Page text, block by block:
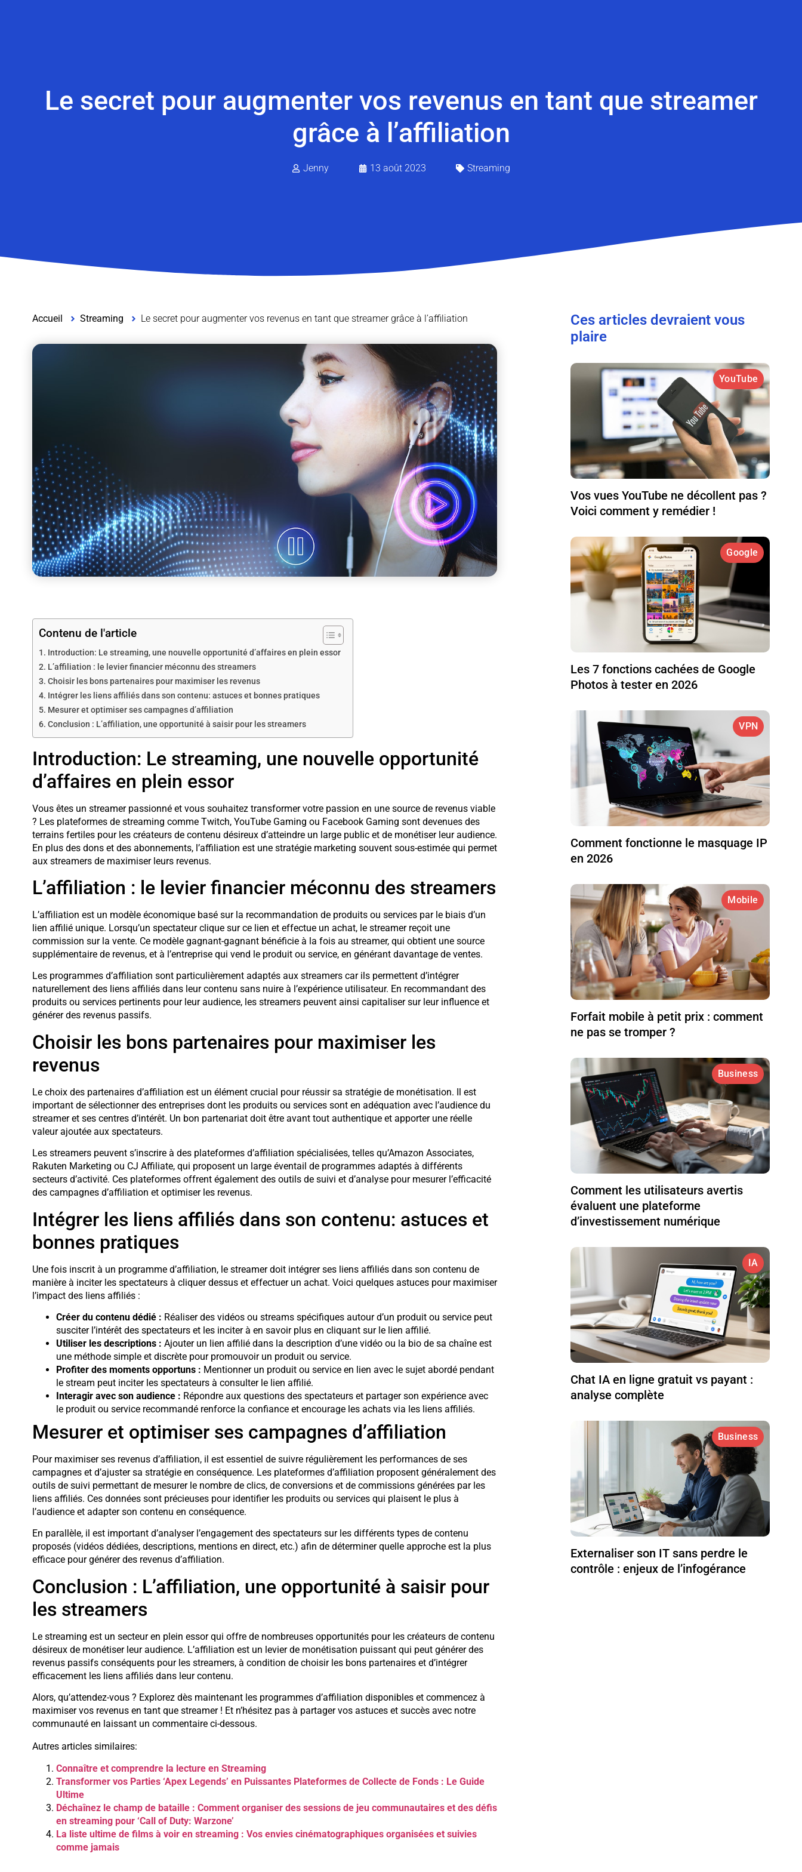
Le secret pour augmenter vos revenus en tant que streamer
grâce à l’affiliation
Jenny 13 août 2023 Streaming
Accueil Streaming Le secret pour augmenter vos revenus en tant que streamer grâce à l’affiliation
Contenu de l'article
Introduction: Le streaming, une nouvelle opportunité d’affaires en plein essor
L’affiliation : le levier financier méconnu des streamers
Choisir les bons partenaires pour maximiser les revenus
Intégrer les liens affiliés dans son contenu: astuces et bonnes pratiques
Mesurer et optimiser ses campagnes d’affiliation
Conclusion : L’affiliation, une opportunité à saisir pour les streamers
Introduction: Le streaming, une nouvelle opportunité
d’affaires en plein essor
Vous êtes un streamer passionné et vous souhaitez transformer votre passion en une source de revenus viable
? Les plateformes de streaming comme Twitch, YouTube Gaming ou Facebook Gaming sont devenues des
terrains fertiles pour les créateurs de contenu désireux d’atteindre un large public et de monétiser leur audience.
En plus des dons et des abonnements, l’affiliation est une stratégie marketing souvent sous-estimée qui permet
aux streamers de maximiser leurs revenus.
L’affiliation : le levier financier méconnu des streamers
L’affiliation est un modèle économique basé sur la recommandation de produits ou services par le biais d’un
lien affilié unique. Lorsqu’un spectateur clique sur ce lien et effectue un achat, le streamer reçoit une
commission sur la vente. Ce modèle gagnant-gagnant bénéficie à la fois au streamer, qui obtient une source
supplémentaire de revenus, et à l’entreprise qui vend le produit ou service, en générant davantage de ventes.
Les programmes d’affiliation sont particulièrement adaptés aux streamers car ils permettent d’intégrer
naturellement des liens affiliés dans leur contenu sans nuire à l’expérience utilisateur. En recommandant des
produits ou services pertinents pour leur audience, les streamers peuvent ainsi capitaliser sur leur influence et
générer des revenus passifs.
Choisir les bons partenaires pour maximiser les
revenus
Le choix des partenaires d’affiliation est un élément crucial pour réussir sa stratégie de monétisation. Il est
important de sélectionner des entreprises dont les produits ou services sont en adéquation avec l’audience du
streamer et ses centres d’intérêt. Un bon partenariat doit être avant tout authentique et apporter une réelle
valeur ajoutée aux spectateurs.
Les streamers peuvent s’inscrire à des plateformes d’affiliation spécialisées, telles qu’Amazon Associates,
Rakuten Marketing ou CJ Affiliate, qui proposent un large éventail de programmes adaptés à différents
secteurs d’activité. Ces plateformes offrent également des outils de suivi et d’analyse pour mesurer l’efficacité
des campagnes d’affiliation et optimiser les revenus.
Intégrer les liens affiliés dans son contenu: astuces et
bonnes pratiques
Une fois inscrit à un programme d’affiliation, le streamer doit intégrer ses liens affiliés dans son contenu de
manière à inciter les spectateurs à cliquer dessus et effectuer un achat. Voici quelques astuces pour maximiser
l’impact des liens affiliés :
Créer du contenu dédié : Réaliser des vidéos ou streams spécifiques autour d’un produit ou service peut
susciter l’intérêt des spectateurs et les inciter à en savoir plus en cliquant sur le lien affilié.
Utiliser les descriptions : Ajouter un lien affilié dans la description d’une vidéo ou la bio de sa chaîne est
une méthode simple et discrète pour promouvoir un produit ou service.
Profiter des moments opportuns : Mentionner un produit ou service en lien avec le sujet abordé pendant
le stream peut inciter les spectateurs à consulter le lien affilié.
Interagir avec son audience : Répondre aux questions des spectateurs et partager son expérience avec
le produit ou service recommandé renforce la confiance et encourage les achats via les liens affiliés.
Mesurer et optimiser ses campagnes d’affiliation
Pour maximiser ses revenus d’affiliation, il est essentiel de suivre régulièrement les performances de ses
campagnes et d’ajuster sa stratégie en conséquence. Les plateformes d’affiliation proposent généralement des
outils de suivi permettant de mesurer le nombre de clics, de conversions et de commissions générées par les
liens affiliés. Ces données sont précieuses pour identifier les produits ou services qui plaisent le plus à
l’audience et adapter son contenu en conséquence.
En parallèle, il est important d’analyser l’engagement des spectateurs sur les différents types de contenu
proposés (vidéos dédiées, descriptions, mentions en direct, etc.) afin de déterminer quelle approche est la plus
efficace pour générer des revenus d’affiliation.
Conclusion : L’affiliation, une opportunité à saisir pour
les streamers
Le streaming est un secteur en plein essor qui offre de nombreuses opportunités pour les créateurs de contenu
désireux de monétiser leur audience. L’affiliation est un levier de monétisation puissant qui peut générer des
revenus passifs conséquents pour les streamers, à condition de choisir les bons partenaires et d’intégrer
efficacement les liens affiliés dans leur contenu.
Alors, qu’attendez-vous ? Explorez dès maintenant les programmes d’affiliation disponibles et commencez à
maximiser vos revenus en tant que streamer ! Et n’hésitez pas à partager vos astuces et succès avec notre
communauté en laissant un commentaire ci-dessous.
Autres articles similaires:
Connaître et comprendre la lecture en Streaming
Transformer vos Parties ‘Apex Legends’ en Puissantes Plateformes de Collecte de Fonds : Le Guide
Ultime
Déchaînez le champ de bataille : Comment organiser des sessions de jeu communautaires et des défis
en streaming pour ‘Call of Duty: Warzone’
La liste ultime de films à voir en streaming : Vos envies cinématographiques organisées et suivies
comme jamais
Ces articles devraient vous
plaire
YouTube
Vos vues YouTube ne décollent pas ?
Voici comment y remédier !
Google
Les 7 fonctions cachées de Google
Photos à tester en 2026
VPN
Comment fonctionne le masquage IP
en 2026
Mobile
Forfait mobile à petit prix : comment
ne pas se tromper ?
Business
Comment les utilisateurs avertis
évaluent une plateforme
d’investissement numérique
IA
Chat IA en ligne gratuit vs payant :
analyse complète
Business
Externaliser son IT sans perdre le
contrôle : enjeux de l’infogérance